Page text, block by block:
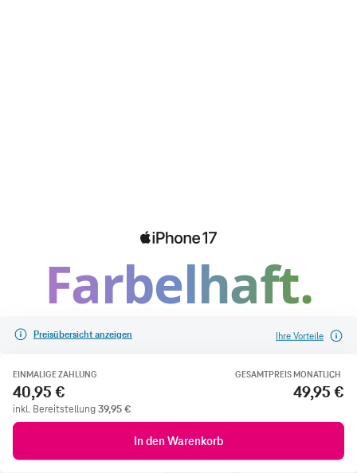
Preisübersicht anzeigen Ihre Vorteile
EINMALIGE ZAHLUNG
40,95 €
inkl. Bereitstellung39,95€
GESAMTPREIS MONATLICH
49,95 €
In den Warenkorb